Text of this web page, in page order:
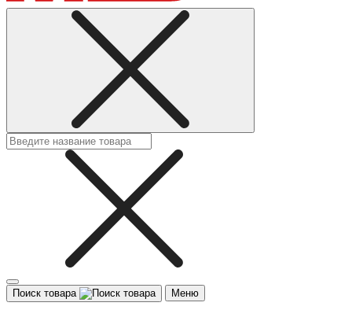
Поиск товара Меню